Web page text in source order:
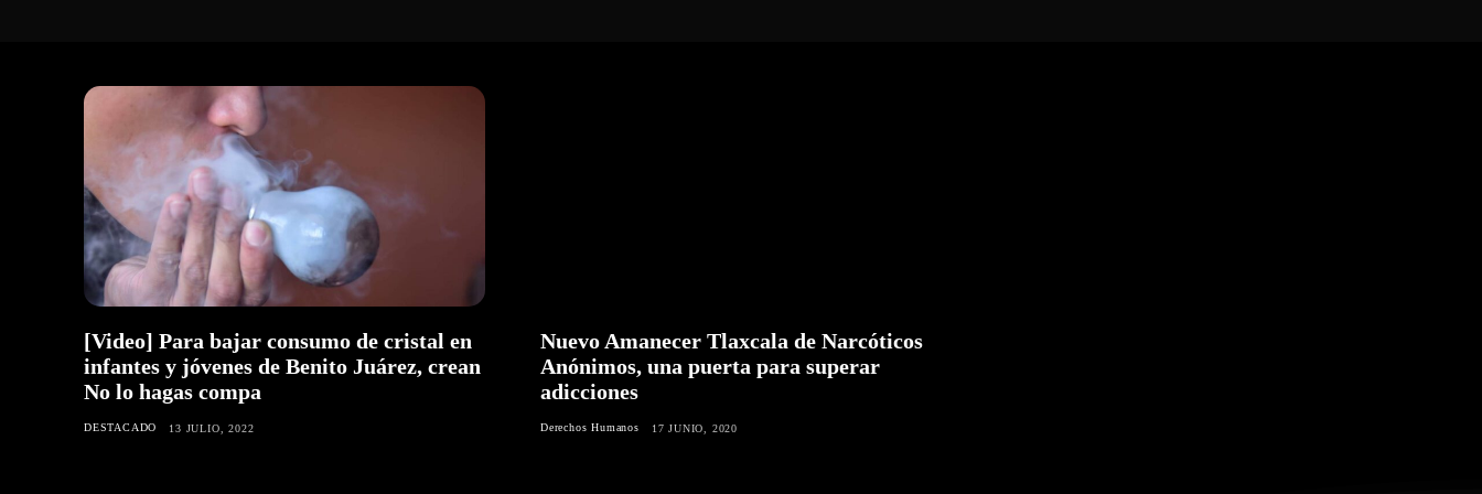
[Video] Para bajar consumo de cristal en
infantes y jóvenes de Benito Juárez, crean
No lo hagas compa
DESTACADO 13 JULIO, 2022
Nuevo Amanecer Tlaxcala de Narcóticos
Anónimos, una puerta para superar
adicciones
Derechos Humanos 17 JUNIO, 2020